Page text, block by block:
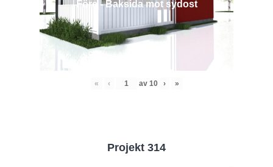
Före - Baksida mot sydost
« ‹ av 10 › »
Projekt 314